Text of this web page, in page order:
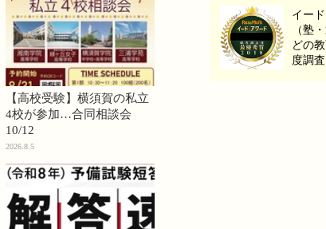
【高校受験】横須賀の私立
4校が参加…合同相談会
10/12
2026.8.5
イー
（塾
どの
度調査